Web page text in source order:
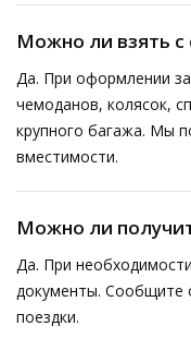
Можно ли взять
Да. При оформлении
чемоданов, колясок,
крупного багажа. Мы
вместимости.
Можно ли
Да. При
документы. Сообщите
поездки.